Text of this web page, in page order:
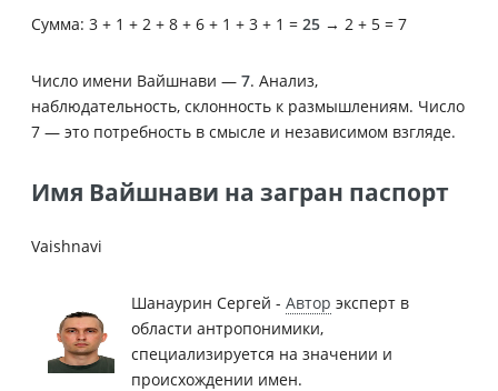
Сумма: 3 + 1 + 2 + 8 + 6 + 1 + 3 + 1 = 25 → 2 + 5 = 7
Число имени Вайшнави — 7. Анализ,
наблюдательность, склонность к размышлениям. Число
7 — это потребность в смысле и независимом взгляде.
Имя Вайшнави на загран паспорт
Vaishnavi
Шанаурин Сергей - Автор эксперт в
области антропонимики,
специализируется на значении и
происхождении имен.